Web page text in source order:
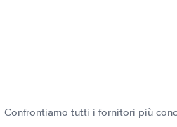
Confrontiamo tutti i fornitori più